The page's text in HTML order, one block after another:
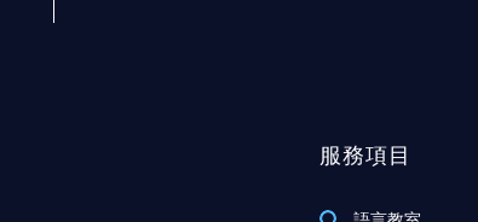
服務項目